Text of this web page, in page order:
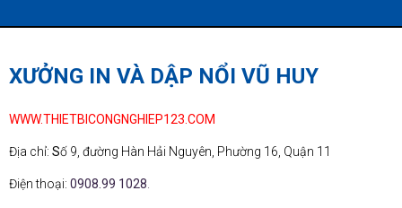
XƯỞNG IN VÀ DẬP NỔI VŨ HUY
WWW.THIETBICONGNGHIEP123.COM
Địa chỉ: Số 9, đường Hàn Hải Nguyên, Phường 16, Quận 11
Điện thoại: 0908.99 1028.